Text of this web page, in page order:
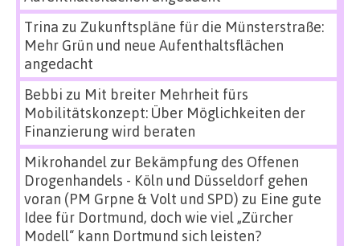
Trina zu Zukunftspläne für die Münsterstraße:
Mehr Grün und neue Aufenthaltsflächen
angedacht
Bebbi zu Mit breiter Mehrheit fürs
Mobilitätskonzept: Über Möglichkeiten der
Finanzierung wird beraten
Mikrohandel zur Bekämpfung des Offenen
Drogenhandels - Köln und Düsseldorf gehen
voran (PM Grpne & Volt und SPD) zu Eine gute
Idee für Dortmund, doch wie viel „Zürcher
Modell“ kann Dortmund sich leisten?